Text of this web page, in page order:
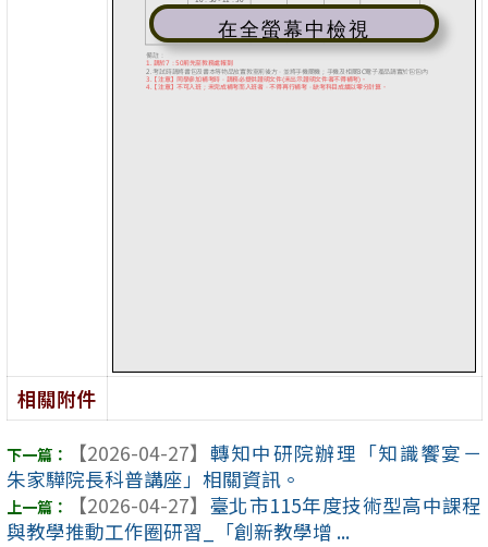
在全螢幕中檢視
相關附件
【2026-04-27】 轉知中研院辦理「知識饗宴－
朱家驊院長科普講座」相關資訊。
【2026-04-27】 臺北市115年度技術型高中課程
與教學推動工作圈研習_「創新教學增 ...